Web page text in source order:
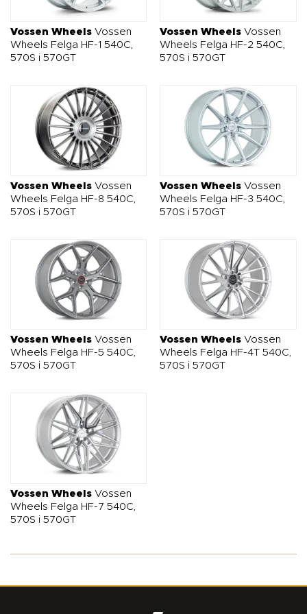
OFERTA ZOSTAŃ PARTNEREM
Vossen Wheels Vossen
Wheels Felga HF-1 540C,
570S i 570GT
Vossen Wheels Vossen
Wheels Felga HF-2 540C,
570S i 570GT
Vossen Wheels Vossen
Wheels Felga HF-8 540C,
570S i 570GT
Vossen Wheels Vossen
Wheels Felga HF-3 540C,
570S i 570GT
Vossen Wheels Vossen
Wheels Felga HF-5 540C,
570S i 570GT
Vossen Wheels Vossen
Wheels Felga HF-4T 540C,
570S i 570GT
Vossen Wheels Vossen
Wheels Felga HF-7 540C,
570S i 570GT